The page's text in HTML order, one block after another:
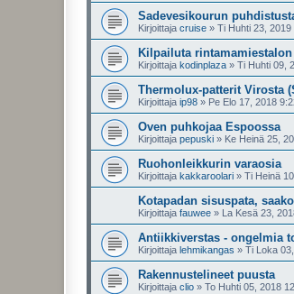
Sadevesikourun
Kirjoittaja cruise » Ti Huhti 23, 2019
Kilpailuta
Kirjoittaja kodinplaza » Ti Huhti 09,
Thermolux-patterit Virosta
Kirjoittaja ip98 » Pe Elo 17, 2018
Oven puhkojaa Espoossa
Kirjoittaja pepuski » Ke Heinä 25,
Ruohonleikkurin varaosia
Kirjoittaja kakkaroolari » Ti Heinä
Kotapadan sisuspata,
Kirjoittaja fauwee » La Kesä 23,
Antiikkiverstas - ongelmia
Kirjoittaja lehmikangas » Ti Loka
Rakennustelineet puusta
Kirjoittaja clio » To Huhti 05, 2018